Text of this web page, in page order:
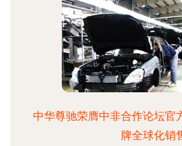
中华尊驰荣膺中非合作论坛官
牌全球化销